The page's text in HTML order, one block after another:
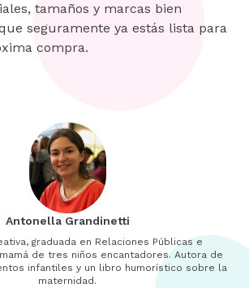
tamaños y marcas bien
seguramente ya estás lista para
compra.
Antonella Grandinetti
graduada en Relaciones Públicas e
de tres niños encantadores. Autora de
infantiles y un libro humorístico sobre la
maternidad.